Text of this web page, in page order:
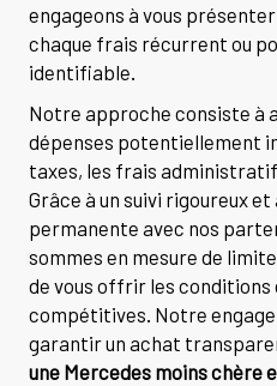
engageons à vous
chaque frais récurrent ou
identifiable.
Notre approche consiste à
dépenses potentiellement
taxes, les frais
Grâce à un suivi rigoureux
permanente avec nos
sommes en mesure de
de vous offrir les conditions
compétitives. Notre
garantir un achat
une Mercedes moins chère